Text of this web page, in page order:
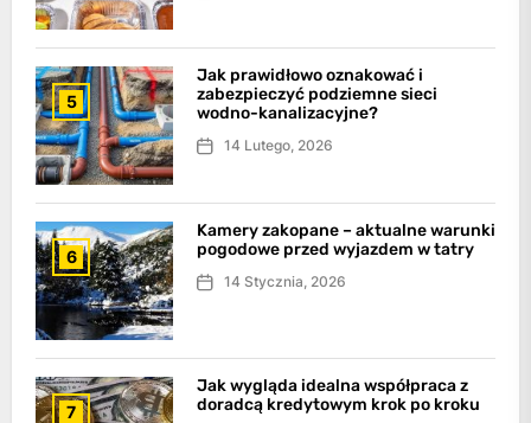
5
Jak prawidłowo oznakować i
zabezpieczyć podziemne sieci
wodno-kanalizacyjne?
14 Lutego, 2026
6
Kamery zakopane – aktualne warunki
pogodowe przed wyjazdem w tatry
14 Stycznia, 2026
7
Jak wygląda idealna współpraca z
doradcą kredytowym krok po kroku